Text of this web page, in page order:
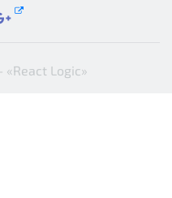
«React Logic»